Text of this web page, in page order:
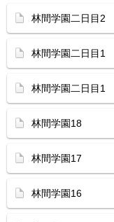
林間学園二日目2
林間学園二日目1
林間学園二日目1
林間学園18
林間学園17
林間学園16